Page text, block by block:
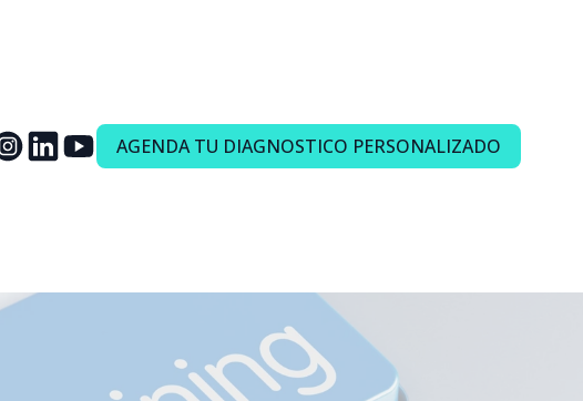
AGENDA TU DIAGNOSTICO PERSONALIZADO